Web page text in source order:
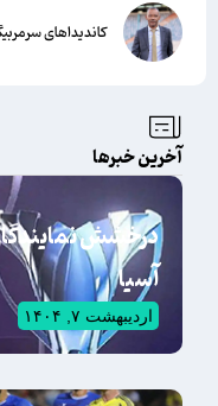
کاندیداهای
آخرین خبرها
درخشش
آسیا
اردیبهشت ۷, ۱۴۰۴